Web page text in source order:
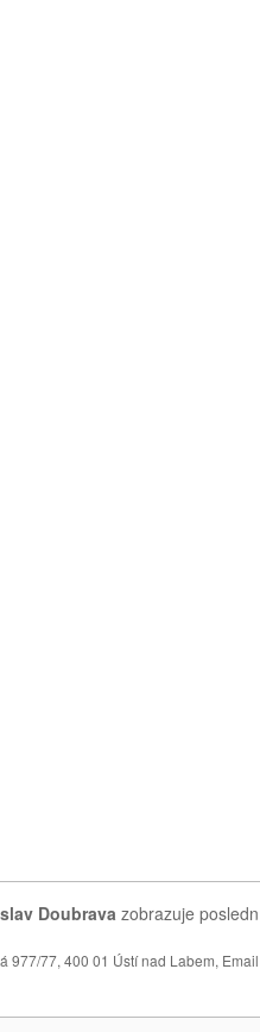
Doubrava zobrazuje
977/77, 400 01 Ústí nad Labem,